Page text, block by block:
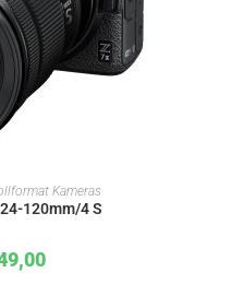
Kameras
120mm/4 S